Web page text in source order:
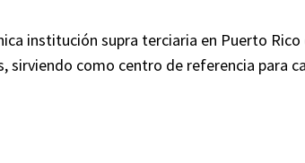
institución supra terciaria en Puerto
sirviendo como centro de referencia para